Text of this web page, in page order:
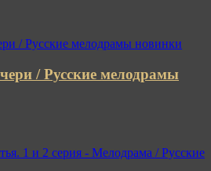
/ Русские мелодрамы